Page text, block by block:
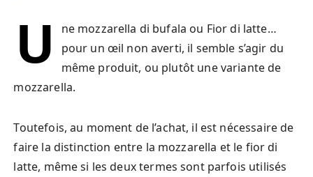
U
ne mozzarella di bufala ou Fior di latte…
pour un œil non averti, il semble s’agir du
même produit, ou plutôt une variante de
mozzarella.
Toutefois, au moment de l’achat, il est nécessaire de
faire la distinction entre la mozzarella et le fior di
latte, même si les deux termes sont parfois utilisés